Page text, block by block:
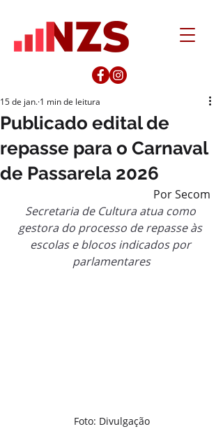
Publicado edital de
repasse para o Carnaval
de Passarela 2026
15 de jan. 1 min de leitura
Por Secom
Secretaria de Cultura atua como
gestora do processo de repasse às
escolas e blocos indicados por
parlamentares
Foto: Divulgação